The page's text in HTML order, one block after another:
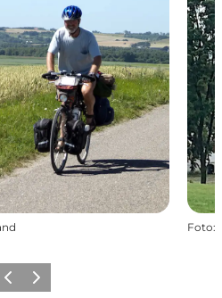
Foto:
Vorherige Folie
Nächste Folie